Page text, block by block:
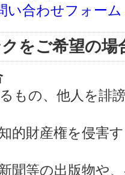
い合わせフォーム
をご希望の場
もの、他人を誹
的財産権を侵害
聞等の出版物や